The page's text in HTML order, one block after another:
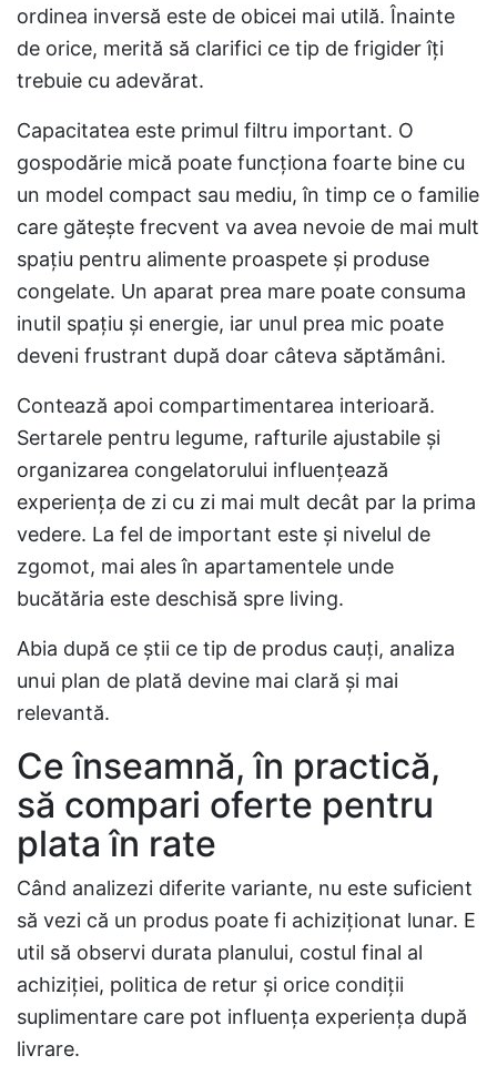
ordinea inversă este de obicei mai utilă. Înainte
de orice, merită să clarifici ce tip de frigider îți
trebuie cu adevărat.
Capacitatea este primul filtru important. O
gospodărie mică poate funcționa foarte bine cu
un model compact sau mediu, în timp ce o familie
care gătește frecvent va avea nevoie de mai mult
spațiu pentru alimente proaspete și produse
congelate. Un aparat prea mare poate consuma
inutil spațiu și energie, iar unul prea mic poate
deveni frustrant după doar câteva săptămâni.
Contează apoi compartimentarea interioară.
Sertarele pentru legume, rafturile ajustabile și
organizarea congelatorului influențează
experiența de zi cu zi mai mult decât par la prima
vedere. La fel de important este și nivelul de
zgomot, mai ales în apartamentele unde
bucătăria este deschisă spre living.
Abia după ce știi ce tip de produs cauți, analiza
unui plan de plată devine mai clară și mai
relevantă.
Ce înseamnă, în practică,
să compari oferte pentru
plata în rate
Când analizezi diferite variante, nu este suficient
să vezi că un produs poate fi achiziționat lunar. E
util să observi durata planului, costul final al
achiziției, politica de retur și orice condiții
suplimentare care pot influența experiența după
livrare.